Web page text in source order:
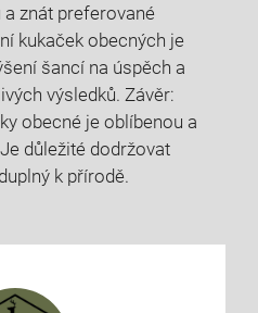
znát preferované
kukaček obecných je
‌šancí‍ na úspěch a
⁤výsledků. Závěr:
obecné ⁣je oblíbenou a
⁢důležité dodržovat
k přírodě.